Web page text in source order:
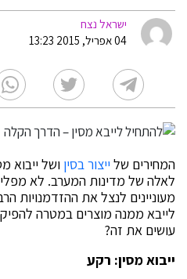
ישראל נצח
04 אפריל, 2015 13:23
המחירים של ייצור בסין ושל ייבוא
לאלה של מדינות המערב. לא
מעוניינים לנצל את ההזדמנויות
לייבא ממנה מוצרים במטרה
עושים את זה?
ייבוא מסין: רקע